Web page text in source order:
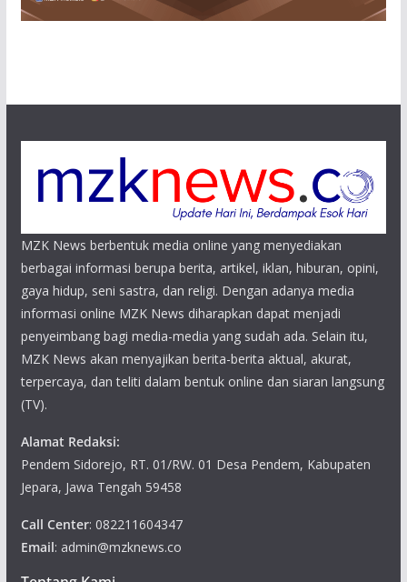
MZK News berbentuk media online yang menyediakan
berbagai informasi berupa berita, artikel, iklan, hiburan, opini,
gaya hidup, seni sastra, dan religi. Dengan adanya media
informasi online MZK News diharapkan dapat menjadi
penyeimbang bagi media-media yang sudah ada. Selain itu,
MZK News akan menyajikan berita-berita aktual, akurat,
terpercaya, dan teliti dalam bentuk online dan siaran langsung
(TV).
Alamat Redaksi:
Pendem Sidorejo, RT. 01/RW. 01 Desa Pendem, Kabupaten
Jepara, Jawa Tengah 59458
Call Center: 082211604347
Email: admin@mzknews.co